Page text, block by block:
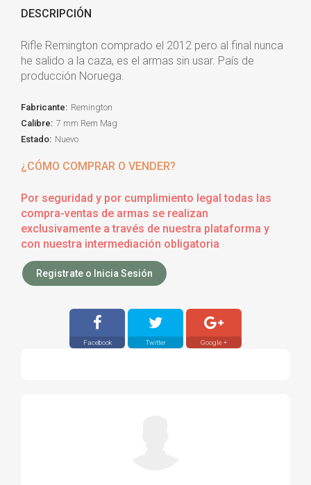
DESCRIPCIÓN
Rifle Remington comprado el 2012 pero al final nunca
he salido a la caza, es el armas sin usar. País de
producción Noruega.
Fabricante: Remington
Calibre: 7 mm Rem Mag
Estado: Nuevo
¿CÓMO COMPRAR O VENDER?
Por seguridad y por cumplimiento legal todas las
compra-ventas de armas se realizan
exclusivamente a través de nuestra plataforma y
con nuestra intermediación obligatoria
Registrate o Inicia Sesión
Facebook Twitter Google +